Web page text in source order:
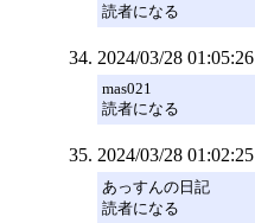
読者になる
2024/03/28 01:05:26
mas021
読者になる
2024/03/28 01:02:25
あっすんの日記
読者になる